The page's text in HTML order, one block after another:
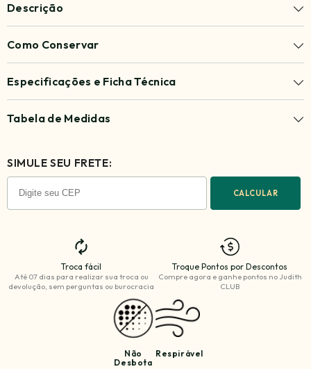
Descrição
Como Conservar
Especificações e Ficha Técnica
Tabela de Medidas
SIMULE SEU FRETE:
CALCULAR
Troca fácil
Até 07 dias para realizar sua troca ou
devolução, sem perguntas ou burocracia
Troque Pontos por Descontos
Compre agora e ganhepontos no Judith
CLUB
Não
Desbota
Respirável